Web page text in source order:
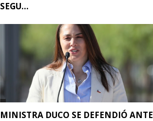
SEGU...
MINISTRA DUCO SE DEFENDIÓ ANTE